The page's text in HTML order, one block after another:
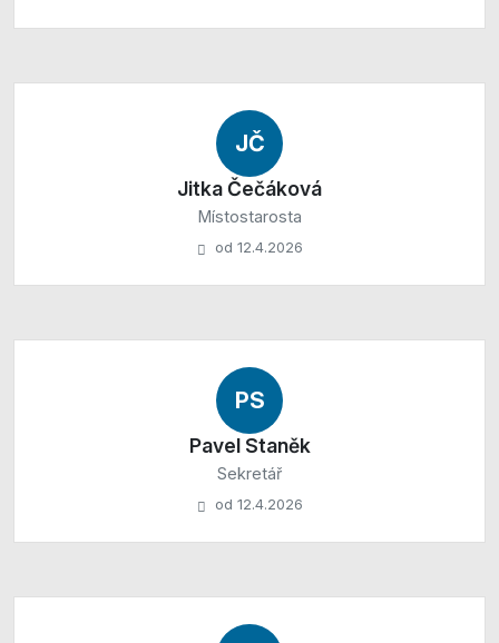
JČ
Jitka Čečáková
Místostarosta
od 12.4.2026
PS
Pavel Staněk
Sekretář
od 12.4.2026